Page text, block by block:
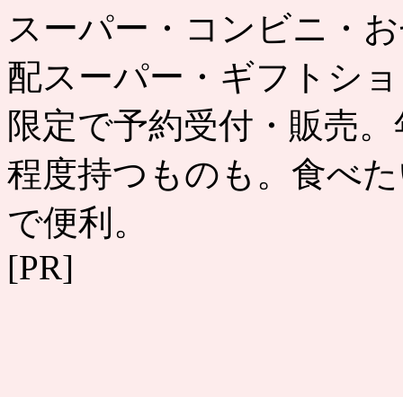
スーパー・コンビニ・
配スーパー・ギフトシ
限定で予約受付・販売
程度持つものも。食べ
で便利。
[PR]